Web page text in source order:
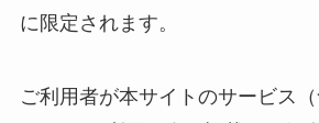
に限定されます。
ご利用者が本サイトのサービス